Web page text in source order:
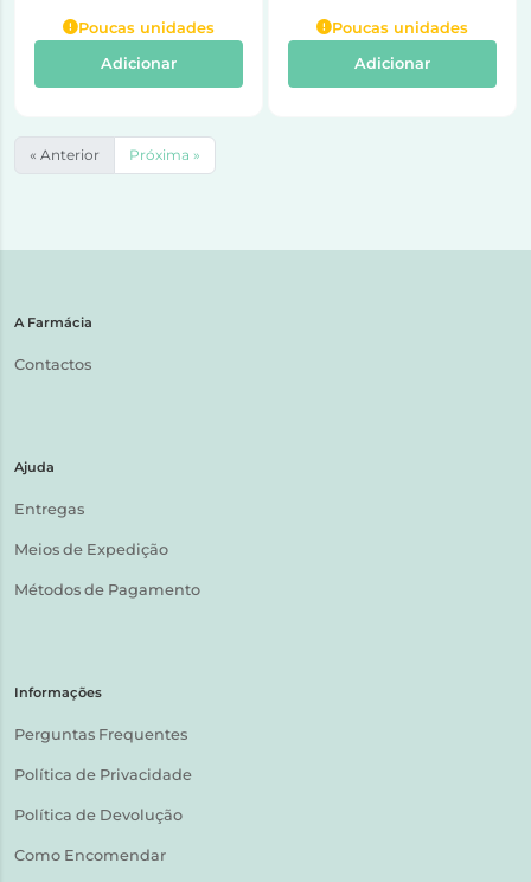
Poucas unidades
Adicionar
Poucas unidades
Adicionar
« Anterior Próxima »
A Farmácia
Contactos
Ajuda
Entregas
Meios de Expedição
Métodos de Pagamento
Informações
Perguntas Frequentes
Política de Privacidade
Política de Devolução
Como Encomendar